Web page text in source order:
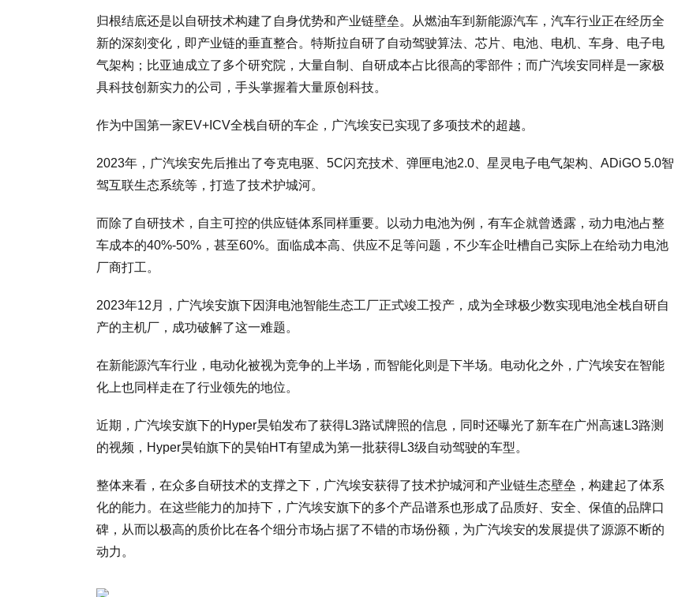
归根结底还是以自研技术构建了自身优势和产业链壁垒。从燃油车到新能源汽车，汽车行业正在经历全
新的深刻变化，即产业链的垂直整合。特斯拉自研了自动驾驶算法、芯片、电池、电机、车身、电子电
气架构；比亚迪成立了多个研究院，大量自制、自研成本占比很高的零部件；而广汽埃安同样是一家极
具科技创新实力的公司，手头掌握着大量原创科技。
作为中国第一家EV+ICV全栈自研的车企，广汽埃安已实现了多项技术的超越。
2023年，广汽埃安先后推出了夸克电驱、5C闪充技术、弹匣电池2.0、星灵电子电气架构、ADiGO 5.0智
驾互联生态系统等，打造了技术护城河。
而除了自研技术，自主可控的供应链体系同样重要。以动力电池为例，有车企就曾透露，动力电池占整
车成本的40%-50%，甚至60%。面临成本高、供应不足等问题，不少车企吐槽自己实际上在给动力电池
厂商打工。
2023年12月，广汽埃安旗下因湃电池智能生态工厂正式竣工投产，成为全球极少数实现电池全栈自研自
产的主机厂，成功破解了这一难题。
在新能源汽车行业，电动化被视为竞争的上半场，而智能化则是下半场。电动化之外，广汽埃安在智能
化上也同样走在了行业领先的地位。
近期，广汽埃安旗下的Hyper昊铂发布了获得L3路试牌照的信息，同时还曝光了新车在广州高速L3路测
的视频，Hyper昊铂旗下的昊铂HT有望成为第一批获得L3级自动驾驶的车型。
整体来看，在众多自研技术的支撑之下，广汽埃安获得了技术护城河和产业链生态壁垒，构建起了体系
化的能力。在这些能力的加持下，广汽埃安旗下的多个产品谱系也形成了品质好、安全、保值的品牌口
碑，从而以极高的质价比在各个细分市场占据了不错的市场份额，为广汽埃安的发展提供了源源不断的
动力。